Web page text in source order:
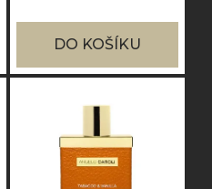
DO KOŠÍKU